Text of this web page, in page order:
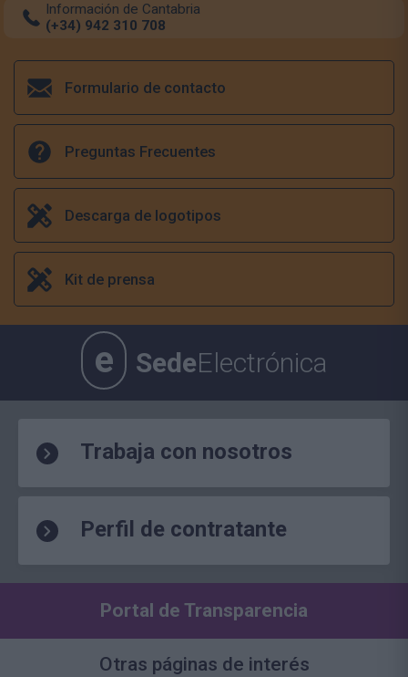
Información de Cantabria
(+34) 942 310 708
Formulario de contacto
Preguntas Frecuentes
Descarga de logotipos
Kit de prensa
e SedeElectrónica
Trabaja con nosotros
Perfil de contratante
Portal de Transparencia
Otras páginas de interés